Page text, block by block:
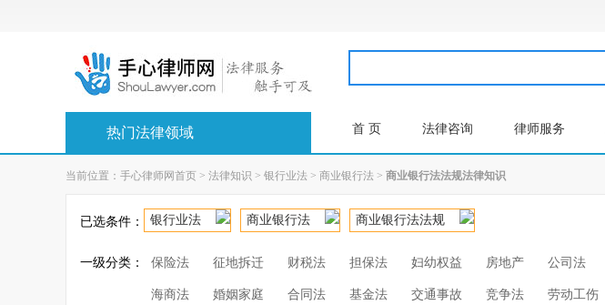
热门法律领域 首 页 法律咨询 律师服务
当前位置： 手心律师网首页 > 法律知识 > 银行业法 > 商业银行法 > 商业银行法法规法律知识
已选条件： 银行业法 商业银行法 商业银行法法规
一级分类： 保险法 征地拆迁 财税法 担保法 妇幼权益 房地产 公司法
海商法 婚姻家庭 合同法 基金法 交通事故 竞争法 劳动工伤